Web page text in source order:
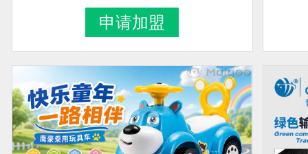
申请加盟